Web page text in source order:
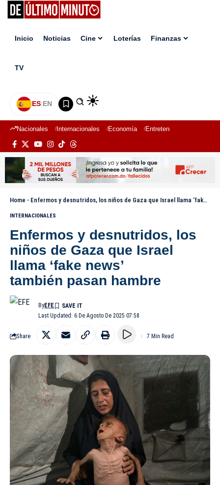
Inicio Noticias Cine Loterías Finanzas
TV
ES|EN
Nacionales Internacionales Economía Entretenimiento
Home - Enfermos y desnutridos, los niños de Gaza que Israel llama ‘fake news’ también pasan hambre
INTERNACIONALES
Enfermos y desnutridos, los
niños de Gaza que Israel
llama ‘fake news’
también pasan hambre
Last Updated: 6 De Agosto De 2025 07:58
ByEFE
Share 7 Min Read